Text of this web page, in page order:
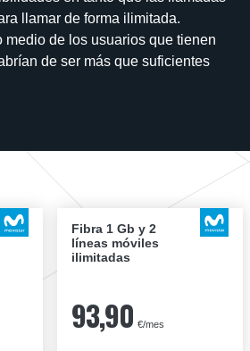
llamar de forma ilimitada.
medio de los usuarios que tienen
de ser más que suficientes
Fibra 1 Gb y 2
líneas móviles
ilimitadas
93,90 €/mes